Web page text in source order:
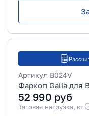
Артикул B024V
Фаркоп Galia для
52 990 руб
Тяговая нагрузка, кг